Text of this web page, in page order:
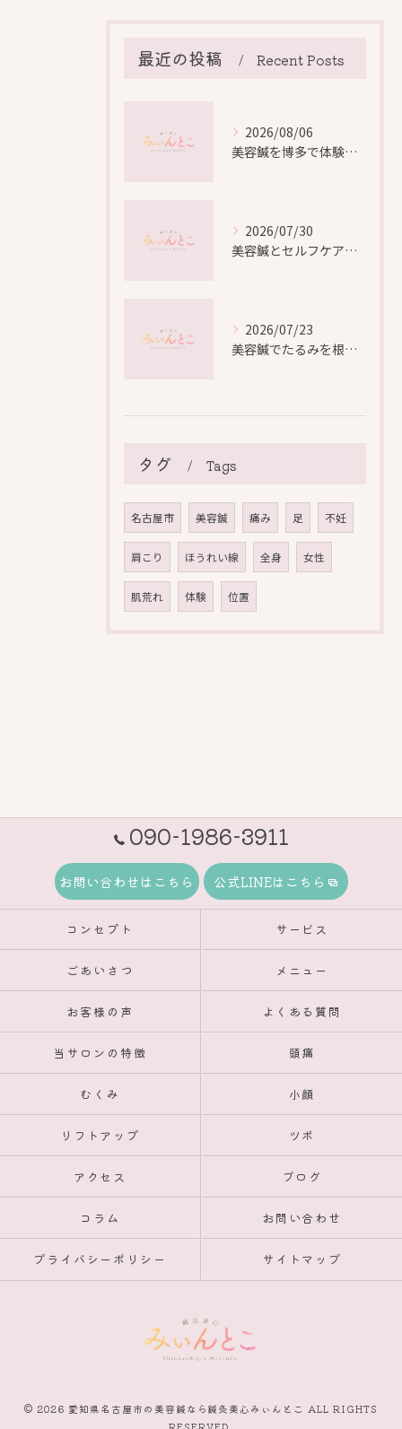
最近の投稿 Recent Posts
2026/08/06
美容鍼を博多で体験する際の効果や安全性と料金比較徹底ガイド
2026/07/30
美容鍼とセルフケアで叶える愛知県名古屋市北区米が瀬町の新しい美しさ
2026/07/23
美容鍼でたるみを根本から改善し自然なリフトアップを叶える方法
タグ Tags
名古屋市 美容鍼 痛み 足 不妊
肩こり ほうれい線 全身 女性
肌荒れ 体験 位置
090-1986-3911
お問い合わせはこちら 公式LINEはこちら
コンセプト サービス
ごあいさつ メニュー
お客様の声 よくある質問
当サロンの特徴 頭痛
むくみ 小顔
リフトアップ ツボ
アクセス ブログ
コラム お問い合わせ
プライバシーポリシー サイトマップ
© 2026 愛知県名古屋市の美容鍼なら鍼灸美心みぃんとこ ALL RIGHTS